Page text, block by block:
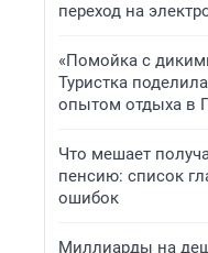
переход на
«Помойка с
Туристка
опытом отдыха в
Что мешает
пенсию: список
ошибок
Миллиарды на